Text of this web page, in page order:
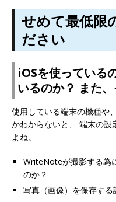
せめて最低限
ださい
iOSを使ってい
いるのか？ また
使用している端末の機種や
かわからないと、 端末の設
よね。
WriteNoteが撮影する為
のか？
写真（画像）を保存す